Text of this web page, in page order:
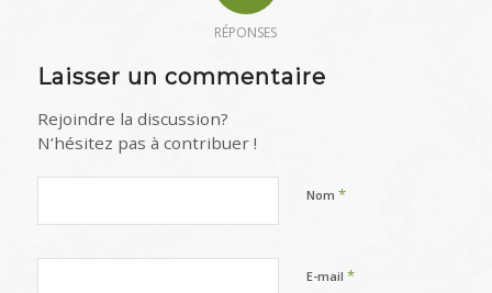
RÉPONSES
Laisser un commentaire
Rejoindre la discussion?
N’hésitez pas à contribuer !
Nom *
E-mail *